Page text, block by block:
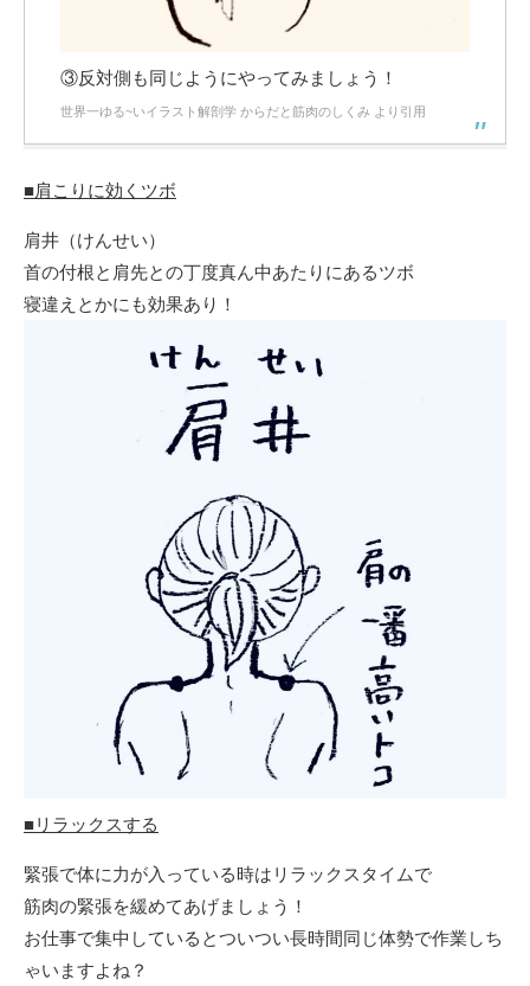
③反対側も同じようにやってみましょう！
世界一ゆる~いイラスト解剖学 からだと筋肉のしくみ より引用
■肩こりに効くツボ
肩井（けんせい）
首の付根と肩先との丁度真ん中あたりにあるツボ
寝違えとかにも効果あり！
■リラックスする
緊張で体に力が入っている時はリラックスタイムで
筋肉の緊張を緩めてあげましょう！
お仕事で集中しているとついつい長時間同じ体勢で作業しち
ゃいますよね？